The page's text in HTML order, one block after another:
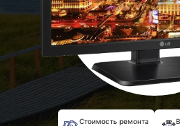
Стоимость ремонта